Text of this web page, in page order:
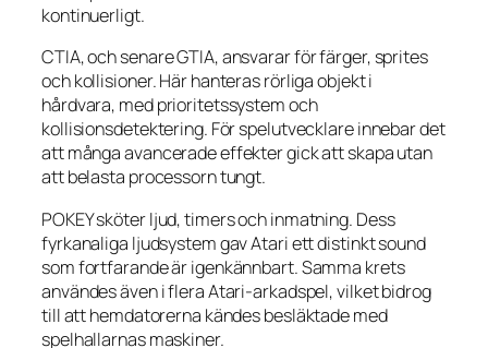
kontinuerligt.
CTIA, och senare GTIA, ansvarar för färger, sprites
och kollisioner. Här hanteras rörliga objekt i
hårdvara, med prioritetssystem och
kollisionsdetektering. För spelutvecklare innebar det
att många avancerade effekter gick att skapa utan
att belasta processorn tungt.
POKEY sköter ljud, timers och inmatning. Dess
fyrkanaliga ljudsystem gav Atari ett distinkt sound
som fortfarande är igenkännbart. Samma krets
användes även i flera Atari-arkadspel, vilket bidrog
till att hemdatorerna kändes besläktade med
spelhallarnas maskiner.